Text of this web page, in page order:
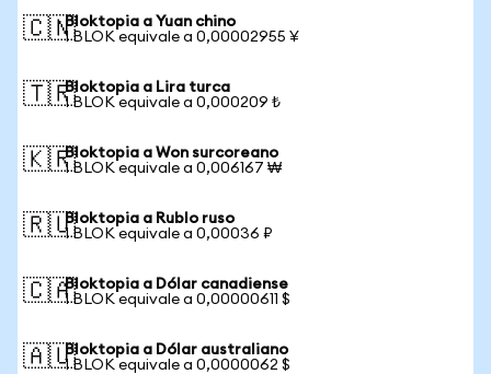
🇨🇳Bloktopia a Yuan chino
1 BLOK equivale a 0,00002955 ¥
🇹🇷Bloktopia a Lira turca
1 BLOK equivale a 0,000209 ₺
🇰🇷Bloktopia a Won surcoreano
1 BLOK equivale a 0,006167 ₩
🇷🇺Bloktopia a Rublo ruso
1 BLOK equivale a 0,00036 ₽
🇨🇦Bloktopia a Dólar canadiense
1 BLOK equivale a 0,00000611 $
🇦🇺Bloktopia a Dólar australiano
1 BLOK equivale a 0,0000062 $